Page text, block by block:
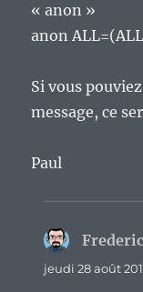
« anon »
anon
Si vous
message, ce
Paul
jeudi 28 août